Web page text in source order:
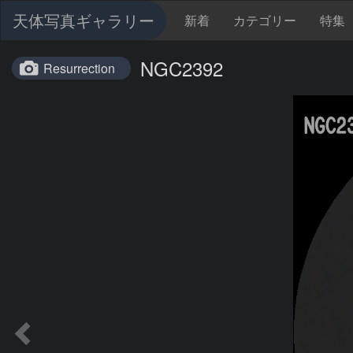
天体写真ギャラリー 新着 カテゴリー 特集
Resurrection NGC2392